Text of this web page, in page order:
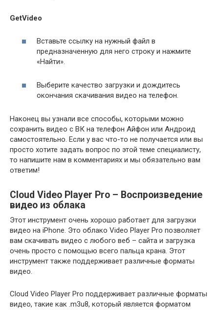
GetVideo
Вставьте ссылку на нужный файл в
предназначенную для него строку и нажмите
«Найти».
Выберите качество загрузки и дождитесь
окончания скачивания видео на телефон.
Наконец вы узнали все способы, которыми можно
сохранить видео с ВК на телефон Айфон или Андроид
самостоятельно. Если у вас что-то не получается или вы
просто хотите задать вопрос по этой теме специалисту,
то напишите нам в комментариях и мы обязательно вам
ответим!
Cloud Video Player Pro – Воспроизведение
видео из облака
Этот инструмент очень хорошо работает для загрузки
видео на iPhone. Это облако Video Player Pro позволяет
вам скачивать видео с любого веб – сайта и загрузка
очень просто с помощью всего пальца крана. Этот
инструмент также поддерживает различные форматы
видео.
Cloud Video Player Pro поддерживает различные форматы
видео, такие как .m3u8, который является форматом